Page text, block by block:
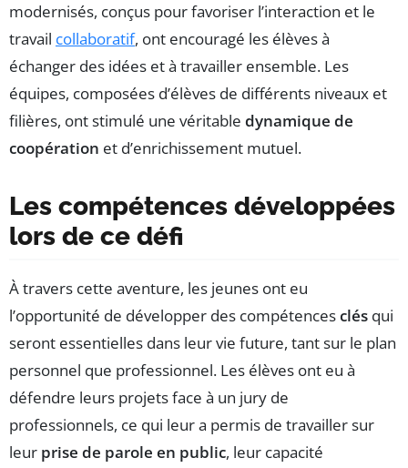
modernisés, conçus pour favoriser l’interaction et le
travail collaboratif, ont encouragé les élèves à
échanger des idées et à travailler ensemble. Les
équipes, composées d’élèves de différents niveaux et
filières, ont stimulé une véritable dynamique de
coopération et d’enrichissement mutuel.
Les compétences développées
lors de ce défi
À travers cette aventure, les jeunes ont eu
l’opportunité de développer des compétencesclés qui
seront essentielles dans leur vie future, tant sur le plan
personnel que professionnel. Les élèves ont eu à
défendre leurs projets face à un jury de
professionnels, ce qui leur a permis de travailler sur
leur prise de parole en public, leur capacité